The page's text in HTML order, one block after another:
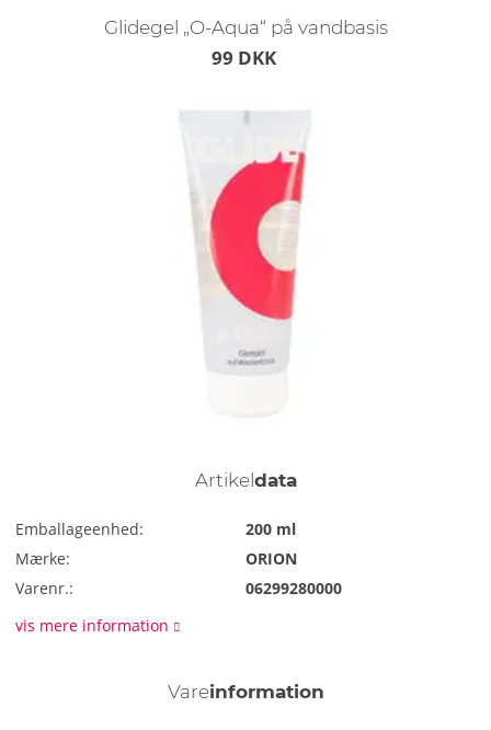
Glidegel „O-Aqua“ på vandbasis
99 DKK
Artikeldata
Emballageenhed:
200 ml
Mærke:
ORION
Varenr.:
06299280000
vis mere information
Vareinformation